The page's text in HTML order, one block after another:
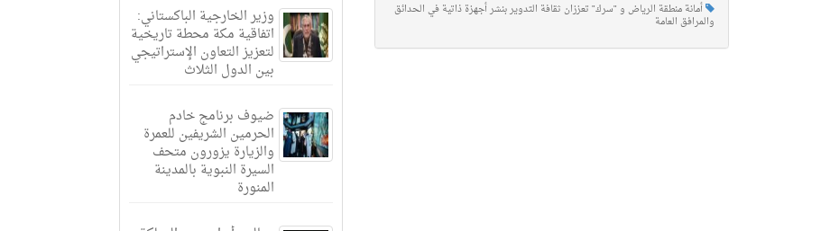
وزير الخارجية الباكستاني:
اتفاقية مكة محطة تاريخية
لتعزيز التعاون الإستراتيجي
بين الدول الثلاث
ضيوف برنامج خادم
الحرمين الشريفين للعمرة
والزيارة يزورون متحف
السيرة النبوية بالمدينة
المنورة
أمانة منطقة الرياض و "سرك" تعززان ثقافة التدوير بنشر أجهزة ذاتية في الحدائق
والمرافق العامة